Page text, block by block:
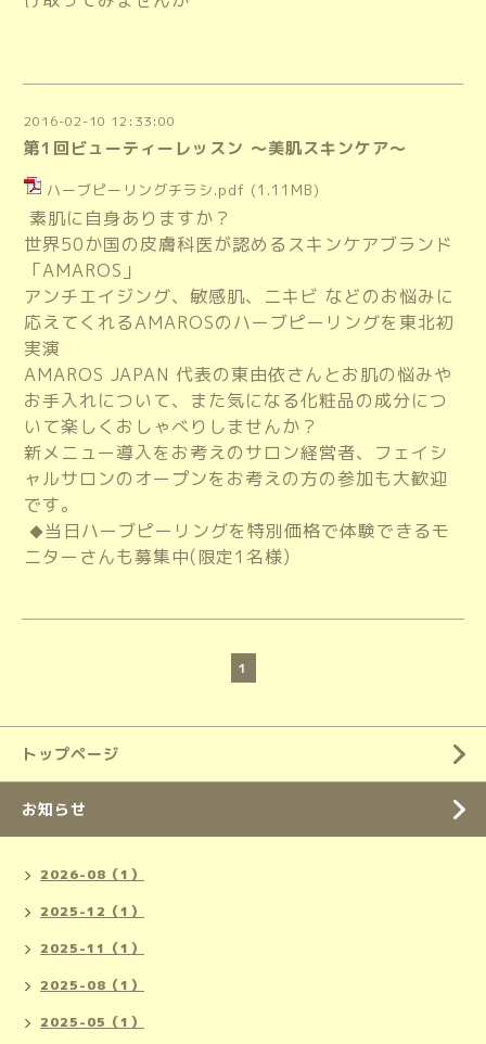
2016-02-10 12:33:00
第1回ビューティーレッスン ～美肌スキンケア～
ハーブピーリングチラシ.pdf (1.11MB)
素肌に自身ありますか？
世界50か国の皮膚科医が認めるスキンケアブランド
「AMAROS」
アンチエイジング、敏感肌、ニキビ などのお悩みに
応えてくれるAMAROSのハーブピーリングを東北初
実演
AMAROS JAPAN 代表の東由依さんとお肌の悩みや
お手入れについて、また気になる化粧品の成分につ
いて楽しくおしゃべりしませんか？
新メニュー導入をお考えのサロン経営者、フェイシ
ャルサロンのオープンをお考えの方の参加も大歓迎
です。
◆当日ハーブピーリングを特別価格で体験できるモ
ニターさんも募集中(限定1名様)
1
トップページ
お知らせ
2026-08（1）
2025-12（1）
2025-11（1）
2025-08（1）
2025-05（1）